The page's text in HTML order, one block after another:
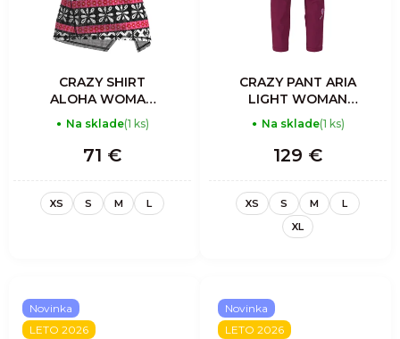
CRAZY SHIRT
ALOHA WOMAN
SHIBORI
Na sklade(1 ks)
71 €
XS S M L
CRAZY PANT ARIA
LIGHT WOMAN
BLUEBERRY
Na sklade(1 ks)
129 €
XS S M
L
XL
Novinka
LETO 2026
Novinka
LETO 2026